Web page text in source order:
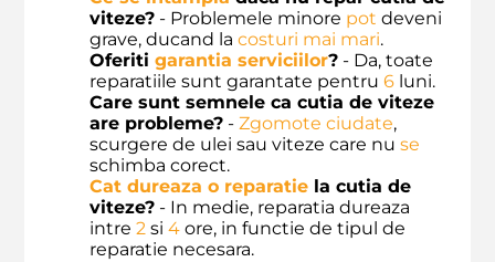
viteze? - Problemele minore pot deveni
grave, ducand la costuri mai mari.
Oferiti garantia serviciilor? - Da, toate
reparatiile sunt garantate pentru 6 luni.
Care sunt semnele ca cutia de viteze
are probleme? - Zgomote ciudate,
scurgere de ulei sau viteze care nu se
schimba corect.
Cat dureaza o reparatie la cutia de
viteze? - In medie, reparatia dureaza
intre 2 si 4 ore, in functie de tipul de
reparatie necesara.